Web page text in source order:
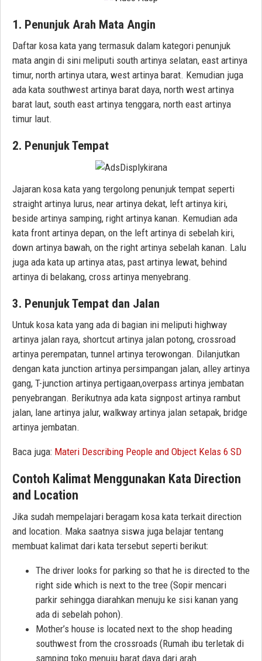
1. Penunjuk Arah Mata Angin
Daftar kosa kata yang termasuk dalam kategori penunjuk
mata angin di sini meliputi south artinya selatan, east artinya
timur, north artinya utara, west artinya barat. Kemudian juga
ada kata southwest artinya barat daya, north west artinya
barat laut, south east artinya tenggara, north east artinya
timur laut.
2. Penunjuk Tempat
Jajaran kosa kata yang tergolong penunjuk tempat seperti
straight artinya lurus, near artinya dekat, left artinya kiri,
beside artinya samping, right artinya kanan. Kemudian ada
kata front artinya depan, on the left artinya di sebelah kiri,
down artinya bawah, on the right artinya sebelah kanan. Lalu
juga ada kata up artinya atas, past artinya lewat, behind
artinya di belakang, cross artinya menyebrang.
3. Penunjuk Tempat dan Jalan
Untuk kosa kata yang ada di bagian ini meliputi highway
artinya jalan raya, shortcut artinya jalan potong, crossroad
artinya perempatan, tunnel artinya terowongan. Dilanjutkan
dengan kata junction artinya persimpangan jalan, alley artinya
gang, T-junction artinya pertigaan,overpass artinya jembatan
penyebrangan. Berikutnya ada kata signpost artinya rambut
jalan, lane artinya jalur, walkway artinya jalan setapak, bridge
artinya jembatan.
Baca juga: Materi Describing People and Object Kelas 6 SD
Contoh Kalimat Menggunakan Kata Direction
and Location
Jika sudah mempelajari beragam kosa kata terkait direction
and location. Maka saatnya siswa juga belajar tentang
membuat kalimat dari kata tersebut seperti berikut:
The driver looks for parking so that he is directed to the
right side which is next to the tree (Sopir mencari
parkir sehingga diarahkan menuju ke sisi kanan yang
ada di sebelah pohon).
Mother’s house is located next to the shop heading
southwest from the crossroads (Rumah ibu terletak di
samping toko menuju barat daya dari arah